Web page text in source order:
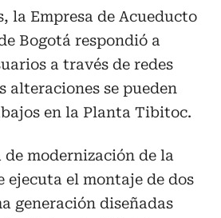
la Empresa de Acueducto
Bogotá respondió a
a través de redes
alteraciones se pueden
en la Planta Tibitoc.
de modernización de la
ejecuta el montaje de dos
generación diseñadas